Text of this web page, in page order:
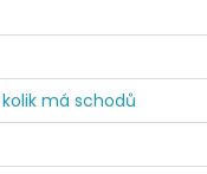
má schodů